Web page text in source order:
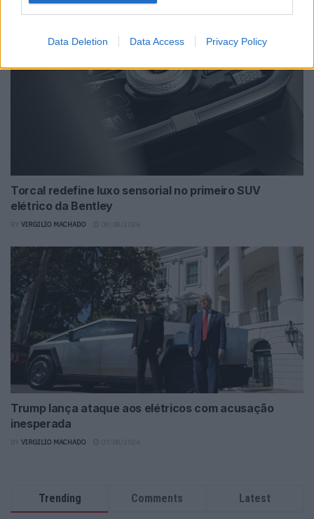
Data Deletion Data Access Privacy Policy
Torcal redefine luxo sensorial no primeiro SUV
elétrico da Bentley
VIRGILIO MACHADO
Trump lança ataque aos elétricos com acusação
inesperada
VIRGILIO MACHADO
Trending Comments Latest